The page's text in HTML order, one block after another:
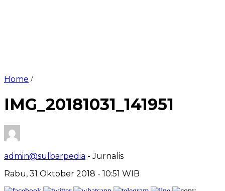
Home /
IMG_20181031_141951
admin@sulbarpedia - Jurnalis
Rabu, 31 Oktober 2018 - 10:51 WIB